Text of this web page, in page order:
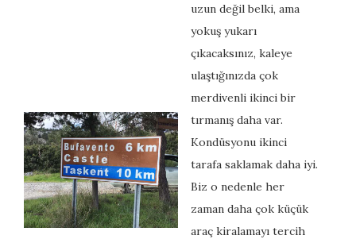
uzun değil belki, ama
yokuş yukarı
çıkacaksınız, kaleye
ulaştığınızda çok
merdivenli ikinci bir
tırmanış daha var.
Kondüsyonu ikinci
tarafa saklamak daha iyi.
Biz o nedenle her
zaman daha çok küçük
araç kiralamayı tercih